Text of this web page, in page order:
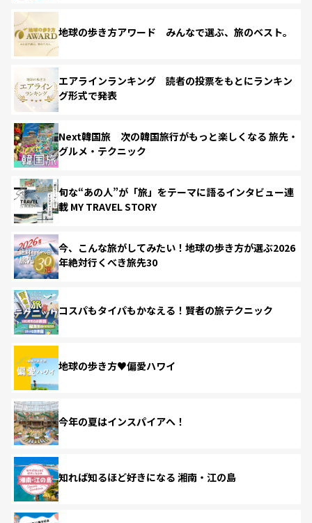
地球の歩き方アワード みんなで選ぶ、旅のベスト。
エアラインランキング 読者の投票をもとにランキン
グ形式で発表
Next韓国旅 次の韓国旅行がもっと楽しくなる 旅先・
グルメ・テクニック
旬な“あの人”が「旅」をテーマに語るインタビュー連
載 MY TRAVEL STORY
今、こんな旅がしてみたい！地球の歩き方が選ぶ2026
年絶対行くべき旅先30
コスパもタイパもかなえる！賢者の旅テクニック
地球の歩き方♥偏愛ハワイ
今年の夏はインスパイアへ！
知れば知るほど好きになる 湘南・江の島